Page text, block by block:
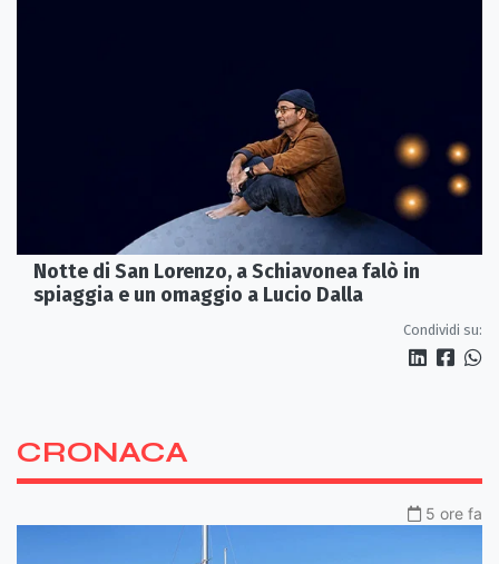
Notte di San Lorenzo, a Schiavonea falò in
spiaggia e un omaggio a Lucio Dalla
Condividi su:
CRONACA
5 ore fa